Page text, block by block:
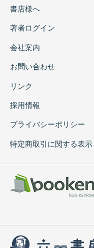
書店様へ
著者ログイン
会社案内
お問い合わせ
リンク
採用情報
プライバシーポリシー
特定商取引に関する表示